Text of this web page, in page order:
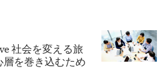
社会を変える旅
層を巻き込むため